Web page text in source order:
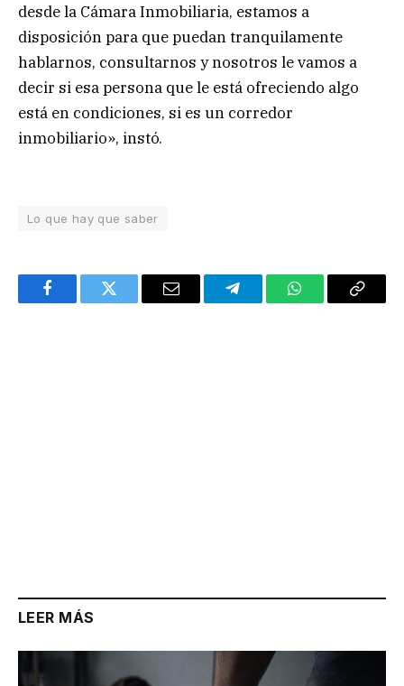
desde la Cámara Inmobiliaria, estamos a
disposición para que puedan tranquilamente
hablarnos, consultarnos y nosotros le vamos a
decir si esa persona que le está ofreciendo algo
está en condiciones, si es un corredor
inmobiliario», instó.
Lo que hay que saber
FacebookTwitter Email TelegramWhatsAppCopy
LEER MÁS